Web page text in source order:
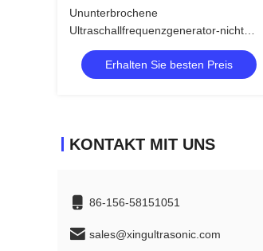
Ununterbrochene
Ultraschallfrequenzgenerator-nicht
gesponnene versiegelnde stabile
LeistungErhalten Sie besten Preis
KONTAKT MIT UNS
86-156-58151051
sales@xingultrasonic.com